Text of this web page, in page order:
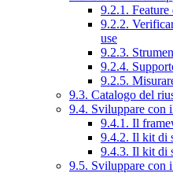
9.2.1. Feature
9.2.2.
use
9.2.3.
9.2.4.
9.2.5.
9.3. Catalogo del
9.4. Sviluppare con
9.4.1. Il
9.4.2. Il kit di
9.4.3. Il kit di
9.5. Sviluppare con